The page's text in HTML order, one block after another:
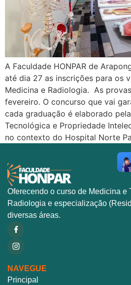
A Faculdade HONPAR de
até dia 27 as inscrições para os
Medicina e Radiologia. As
fevereiro. O concurso que vai
cada graduação é elaborado
Tecnológica e Propriedade
no contexto do Hospital Norte
Oferecendo o curso de Medicina e
Radiologia e especialização
diversas áreas.
NAVEGUE
Principal